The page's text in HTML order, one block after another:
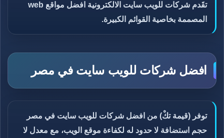
تقَدم شركات للويب سايت الالكترونية افضل مواقع web
المصممة بخاصية القوائم الكبيرة.
افضل شركات للويب سايت في مصر
توفر (قيمة تكْ) من افضل شركات للويب سايت في مصر
حجم استضافة لا حدود له لكفاءة موقع الويب، مع معدل لا